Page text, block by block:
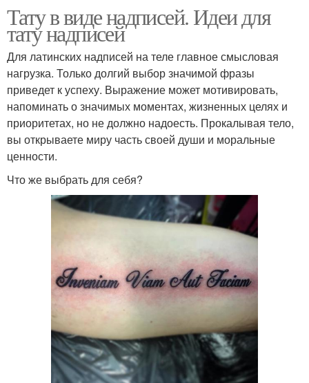
Тату в виде надписей. Идеи для
тату надписей
Для латинских надписей на теле главное смысловая
нагрузка. Только долгий выбор значимой фразы
приведет к успеху. Выражение может мотивировать,
напоминать о значимых моментах, жизненных целях и
приоритетах, но не должно надоесть. Прокалывая тело,
вы открываете миру часть своей души и моральные
ценности.
Что же выбрать для себя?